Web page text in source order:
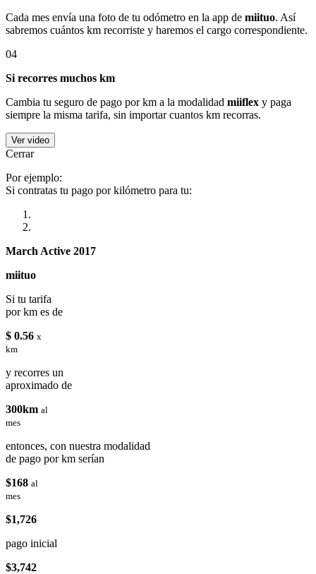
Cada mes envía una foto de tu odómetro en la app de miituo. Así
sabremos cuántos km recorriste y haremos el cargo correspondiente.
04
Si recorres muchos km
Cambia tu seguro de pago por km a la modalidad miiflex y paga
siempre la misma tarifa, sin importar cuantos km recorras.
Ver video
Cerrar
Por ejemplo:
Si contratas tu pago por kilómetro para tu:
March Active 2017
miituo
Si tu tarifa
por km es de
$ 0.56 x
km
y recorres un
aproximado de
300km al
mes
entonces, con nuestra modalidad
de pago por km serían
$168 al
mes
$1,726
pago inicial
$3,742